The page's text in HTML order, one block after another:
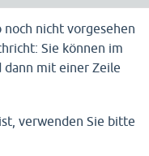
noch nicht vorgesehen
Sie können im
dann mit einer Zeile
verwenden Sie bitte